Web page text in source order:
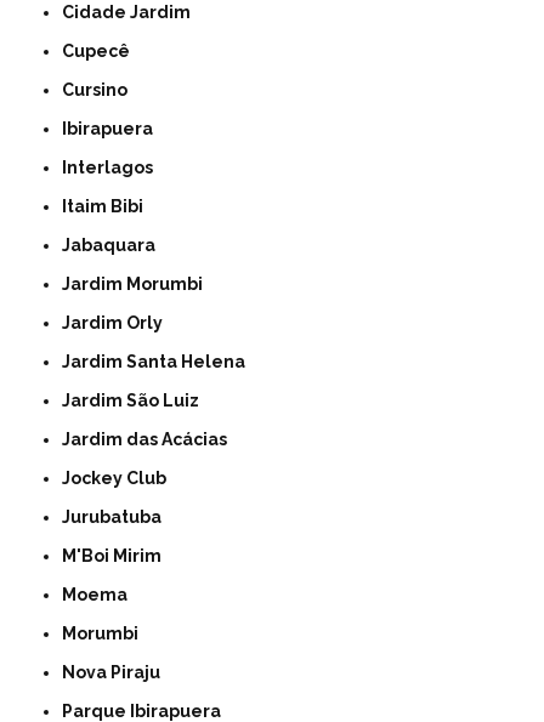
Cidade Jardim
Cupecê
Cursino
Ibirapuera
Interlagos
Itaim Bibi
Jabaquara
Jardim Morumbi
Jardim Orly
Jardim Santa Helena
Jardim São Luiz
Jardim das Acácias
Jockey Club
Jurubatuba
M'Boi Mirim
Moema
Morumbi
Nova Piraju
Parque Ibirapuera